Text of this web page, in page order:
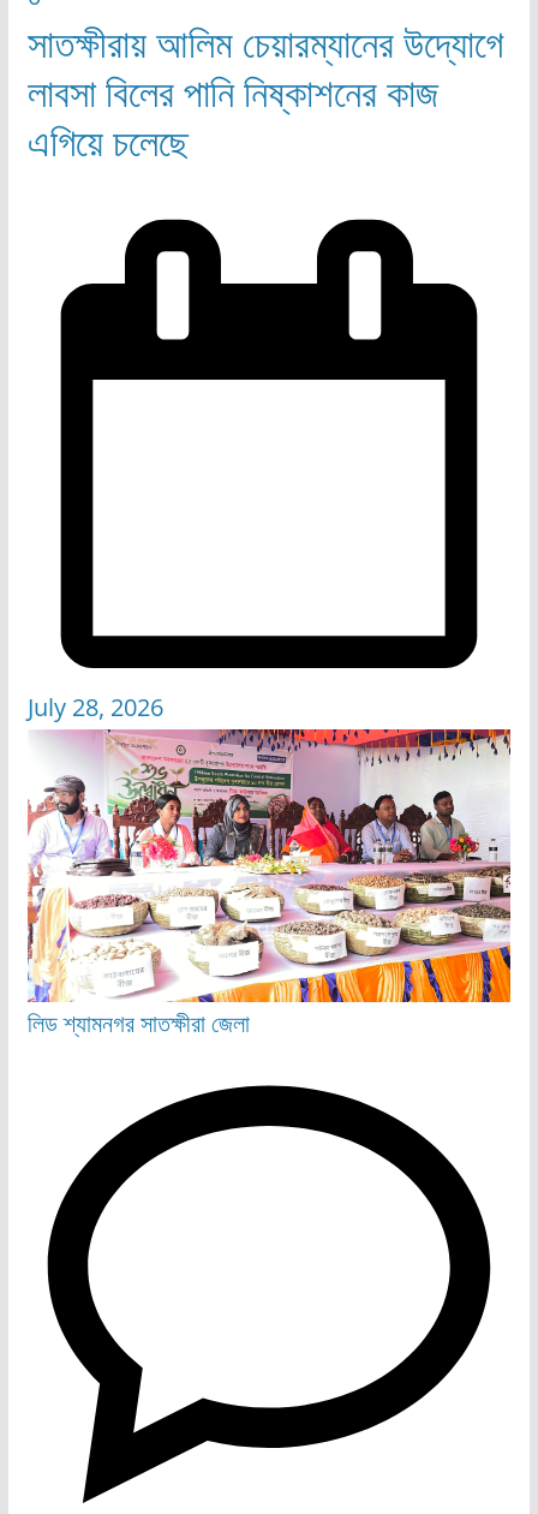
সাতক্ষীরায় আলিম চেয়ারম্যানের উদ্যোগে
লাবসা বিলের পানি নিষ্কাশনের কাজ
এগিয়ে চলেছে
July 28, 2026
লিডশ্যামনগরসাতক্ষীরা জেলা